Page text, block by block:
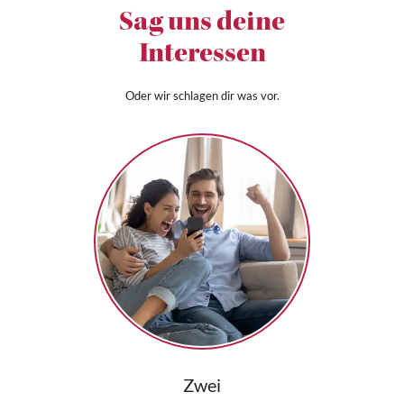
Sag uns deine
Interessen
Oder wir schlagen dir was vor.
Zwei